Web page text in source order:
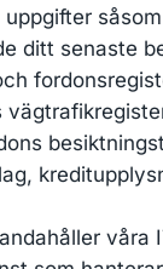
ditt senaste